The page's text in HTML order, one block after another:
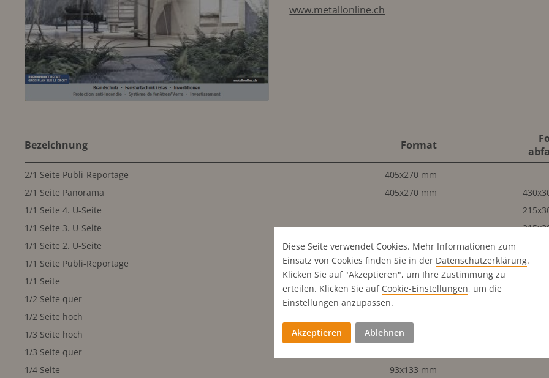
www.metallonline.ch
Bezeichnung Format
2/1 Seite Publi-Reportage
405x270 mm
2/1 Seite Panorama
405x270 mm
1/1 Seite 4. U-Seite
1/1 Seite 3. U-Seite
1/1 Seite 2. U-Seite
1/1 Seite Publi-Reportage
190x270 mm
1/1 Seite
190x270 mm
1/2 Seite quer
190x133 mm
1/2 Seite hoch
1/3 Seite hoch
60x270 mm
1/3 Seite quer
1/4 Seite
93x133 mm
Diese Seite verwendet Cookies. Mehr Informationen zum
Einsatz von Cookies finden Sie in der Datenschutz­erklärung.
Klicken Sie auf "Akzeptieren", um Ihre Zustimmung zu
erteilen. Klicken Sie auf Cookie-Einstellungen, um die
Einstellungen anzupassen.
Akzeptieren Ablehnen